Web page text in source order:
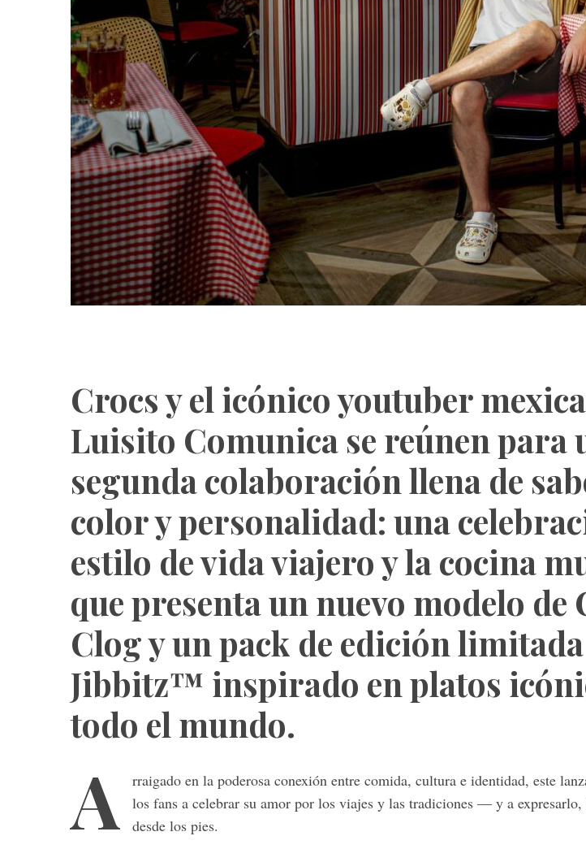
Crocs y el icónico youtuber
Luisito Comunica se reúnen para
segunda colaboración llena de
color y personalidad: una
estilo de vida viajero y la cocina
que presenta un nuevo modelo de
Clog y un pack de edición
Jibbitz™ inspirado en platos
todo el mundo.
A
rraigado en la poderosa conexión entre comida, cultura e identidad, este
los fans a celebrar su amor por los viajes y las tradiciones — y a
desde los pies.
e
a
c
r
: